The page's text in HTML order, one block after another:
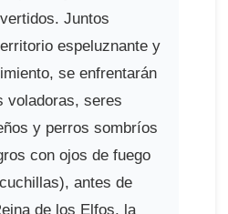
Juntos
espeluznante y
se enfrentarán
voladoras, seres
y perros sombríos
con ojos de fuego
antes de
de los Elfos, la